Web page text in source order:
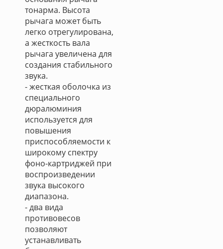
тонарма. Высота
рычага может быть
легко отрегулирована,
а жесткость вала
рычага увеличена для
создания стабильного
звука.
- жесткая оболочка из
специального
дюралюминия
используется для
повышения
приспособляемости к
широкому спектру
фоно-картриджей при
воспроизведении
звука высокого
диапазона.
- два вида
противовесов
позволяют
устанавливать